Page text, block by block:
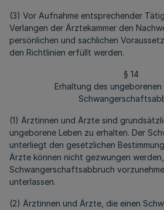
(3) Vor Aufnahme entsprechender
Verlangen der Ärztekammer den
persönlichen und sachlichen
den Richtlinien erfüllt werden.
§ 14
Erhaltung des ungeborenen
(1) Ärztinnen und Ärzte sind
ungeborene Leben zu erhalten. Der
unterliegt den gesetzlichen
Ärzte können nicht gezwungen
Schwangerschaftsabbruch
unterlassen.
(2) Ärztinnen und Ärzte, die einen